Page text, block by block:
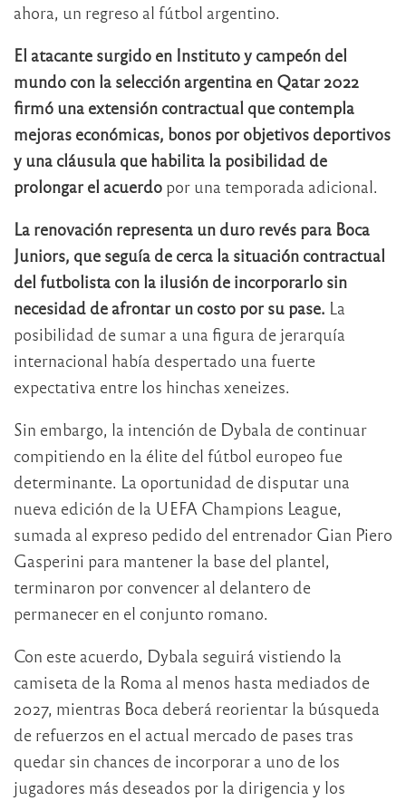
ahora, un regreso al fútbol argentino.
El atacante surgido en Instituto y campeón del
mundo con la selección argentina en Qatar 2022
firmó una extensión contractual que contempla
mejoras económicas, bonos por objetivos deportivos
y una cláusula que habilita la posibilidad de
prolongar el acuerdo por una temporada adicional.
La renovación representa un duro revés para Boca
Juniors, que seguía de cerca la situación contractual
del futbolista con la ilusión de incorporarlo sin
necesidad de afrontar un costo por su pase. La
posibilidad de sumar a una figura de jerarquía
internacional había despertado una fuerte
expectativa entre los hinchas xeneizes.
Sin embargo, la intención de Dybala de continuar
compitiendo en la élite del fútbol europeo fue
determinante. La oportunidad de disputar una
nueva edición de la UEFA Champions League,
sumada al expreso pedido del entrenador Gian Piero
Gasperini para mantener la base del plantel,
terminaron por convencer al delantero de
permanecer en el conjunto romano.
Con este acuerdo, Dybala seguirá vistiendo la
camiseta de la Roma al menos hasta mediados de
2027, mientras Boca deberá reorientar la búsqueda
de refuerzos en el actual mercado de pases tras
quedar sin chances de incorporar a uno de los
jugadores más deseados por la dirigencia y los